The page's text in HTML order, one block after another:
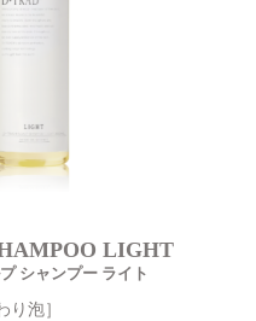
LIGHT
シャンプー ライト
り泡］